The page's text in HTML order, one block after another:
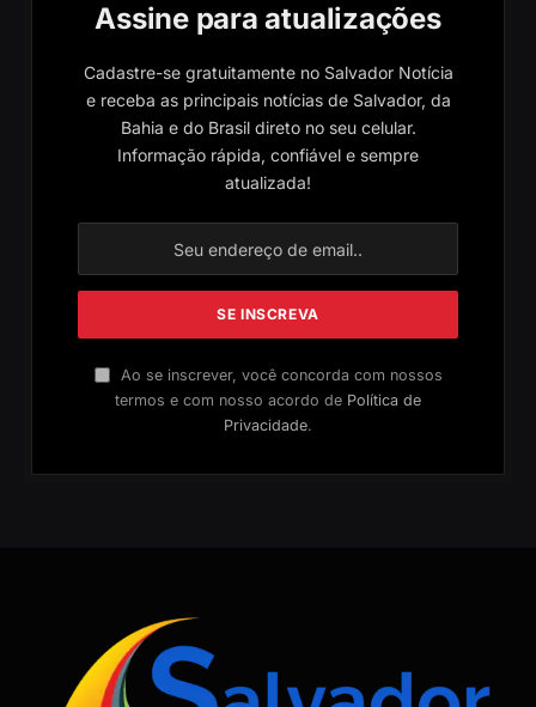
Assine para atualizações
Cadastre-se gratuitamente no Salvador Notícia
e receba as principais notícias de Salvador, da
Bahia e do Brasil direto no seu celular.
Informação rápida, confiável e sempre
atualizada!
Ao se inscrever, você concorda com nossos
termos e com nosso acordo de Política de
Privacidade.